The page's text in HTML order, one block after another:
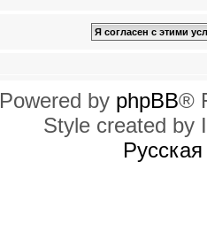
Powered by phpBB®
Style created by